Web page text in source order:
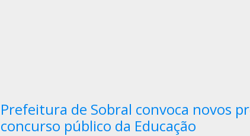
Prefeitura de Sobral convoca novos
concurso público da Educação